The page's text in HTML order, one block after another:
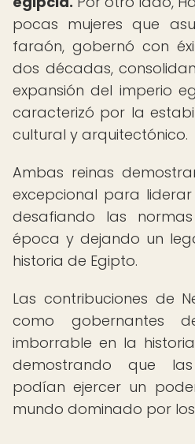
pocas mujeres que
faraón, gobernó con
dos décadas,
expansión del imperio
caracterizó por la
cultural y arquitectónico.
Ambas reinas
excepcional para
desafiando las
época y dejando un
historia de Egipto.
Las contribuciones de
como gobernantes
imborrable en la
demostrando que
podían ejercer un
mundo dominado por